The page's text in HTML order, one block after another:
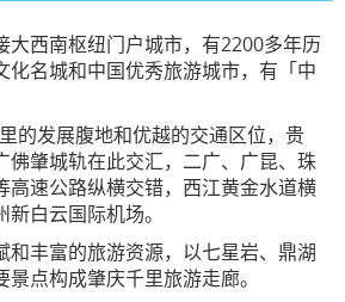
大西南枢纽门户城市，有2200多年历
化名城和中国优秀旅游城市，有「中
的发展腹地和优越的交通区位，贵
佛肇城轨在此交汇，二广、广昆、珠
高速公路纵横交错，西江黄金水道横
白云国际机场。
和丰富的旅游资源，以七星岩、鼎湖
点构成肇庆千里旅游走廊。